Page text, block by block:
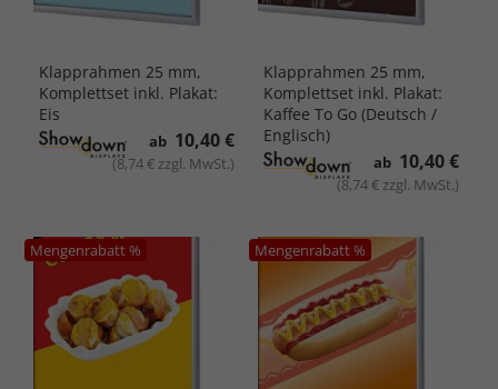
Klapprahmen 25 mm,
Komplettset inkl. Plakat:
Eis
ab 10,40 €
(8,74 € zzgl. MwSt.)
Klapprahmen 25 mm,
Komplettset inkl. Plakat:
Kaffee To Go (Deutsch /
Englisch)
ab 10,40 €
(8,74 € zzgl. MwSt.)
Mengenrabatt % Mengenrabatt %